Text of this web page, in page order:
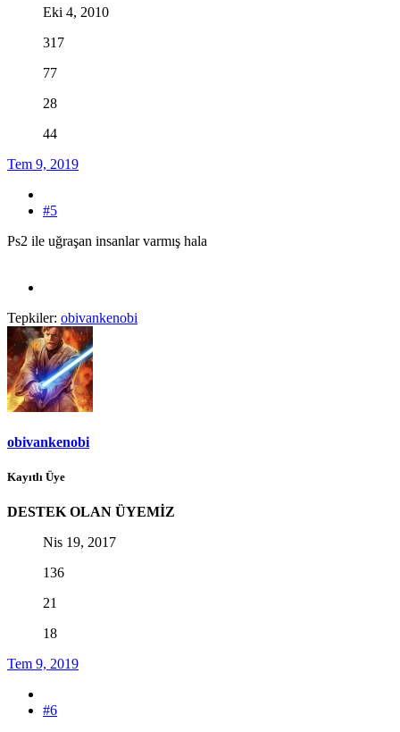
Eki 4, 2010
317
77
28
44
Tem 9, 2019
#5
Ps2 ile uğraşan insanlar varmış hala
Tepkiler: obivankenobi
obivankenobi
Kayıtlı Üye
DESTEK OLAN ÜYEMİZ
Nis 19, 2017
136
21
18
Tem 9, 2019
#6